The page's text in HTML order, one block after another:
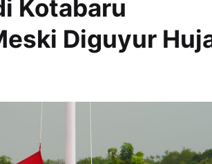
Kotabaru
Diguyur